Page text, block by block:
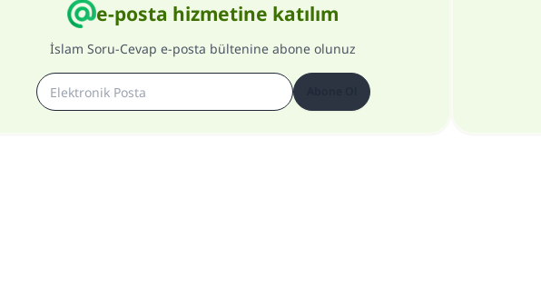
e-posta hizmetine katılım
İslam Soru-Cevap e-posta bültenine abone olunuz